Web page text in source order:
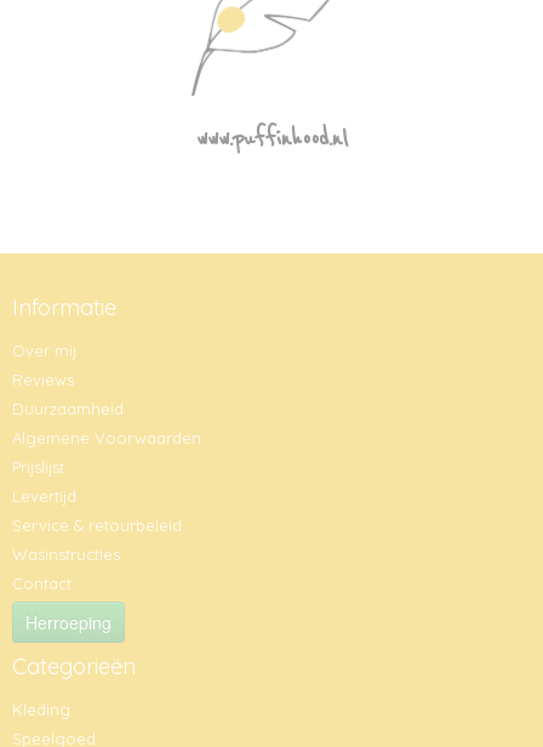
www.puffinhood.nl
Informatie
Over mij
Reviews
Duurzaamheid
Algemene Voorwaarden
Prijslijst
Levertijd
Service & retourbeleid
Wasinstructies
Contact
Herroeping
Categorieën
Kleding
Speelgoed